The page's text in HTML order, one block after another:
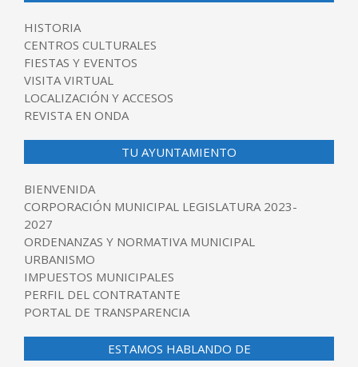
HISTORIA
CENTROS CULTURALES
FIESTAS Y EVENTOS
VISITA VIRTUAL
LOCALIZACIÓN Y ACCESOS
REVISTA EN ONDA
TU AYUNTAMIENTO
BIENVENIDA
CORPORACIÓN MUNICIPAL LEGISLATURA 2023-
2027
ORDENANZAS Y NORMATIVA MUNICIPAL
URBANISMO
IMPUESTOS MUNICIPALES
PERFIL DEL CONTRATANTE
PORTAL DE TRANSPARENCIA
ESTAMOS HABLANDO DE